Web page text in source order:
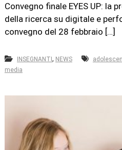
Convegno finale EYES UP: la
della ricerca su digitale e
convegno del 28 febbraio […]
INSEGNANTI, NEWS
media